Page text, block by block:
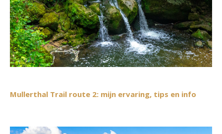
Mullerthal Trail route 2: mijn ervaring, tips en info